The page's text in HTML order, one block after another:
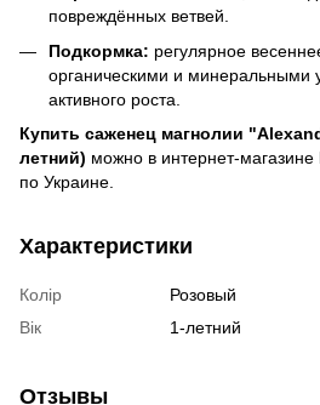
повреждённых ветвей.
Подкормка: регулярное
органическими и минеральными
активного роста.
Купить саженец магнолии
летний) можно в интернет-магазине
по Украине.
Характеристики
Колір
Розовый
Вік
1-летний
Отзывы